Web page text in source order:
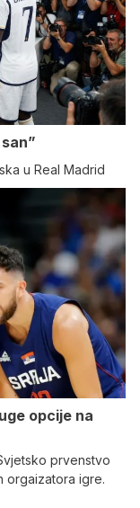
u Real Madrid
opcije na
prvenstvo
orgaizatora igre.